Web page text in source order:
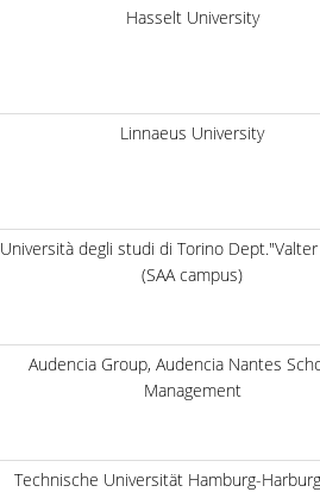
Hasselt University
Linnaeus University
Università degli studi di Torino
(SAA campus)
Audencia Group, Audencia Nantes
Management
Technische Universität Hamburg-